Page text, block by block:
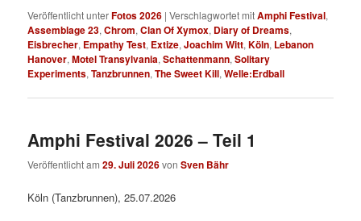
Veröffentlicht unterFotos 2026 |Verschlagwortet mitAmphi Festival,
Assemblage 23,Chrom,Clan Of Xymox, Diary of Dreams,
Eisbrecher, Empathy Test, Extize,Joachim Witt,Köln, Lebanon
Hanover,Motel Transylvania,Schattenmann,Solitary
Experiments,Tanzbrunnen,The Sweet Kill,Welle:Erdball
Amphi Festival 2026 – Teil 1
Veröffentlicht am29. Juli 2026vonSven Bähr
Köln (Tanzbrunnen), 25.07.2026